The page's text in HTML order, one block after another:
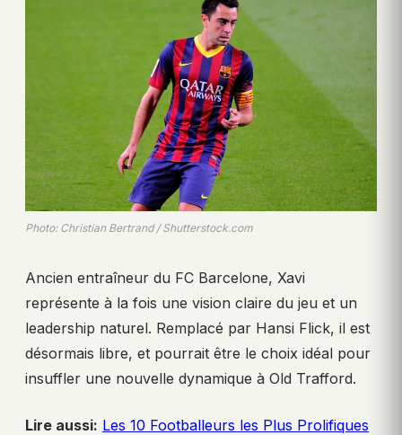
Photo: Christian Bertrand / Shutterstock.com
Ancien entraîneur du FC Barcelone, Xavi
représente à la fois une vision claire du jeu et un
leadership naturel. Remplacé par Hansi Flick, il est
désormais libre, et pourrait être le choix idéal pour
insuffler une nouvelle dynamique à Old Trafford.
Lire aussi: Les 10 Footballeurs les Plus Prolifiques